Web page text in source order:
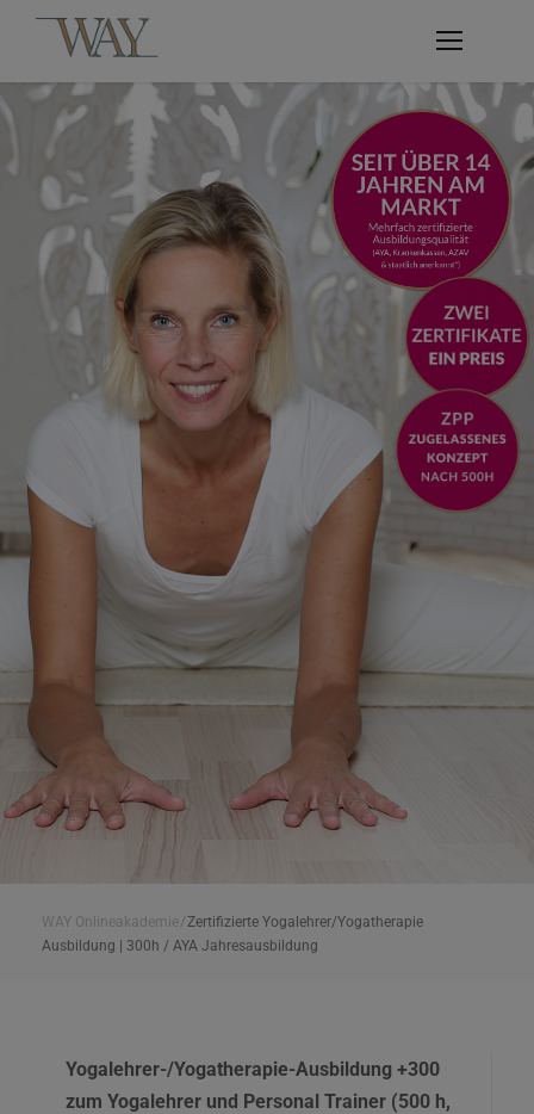
WAY Onlineakademie/Zertifizierte Yogalehrer/Yogatherapie
Ausbildung | 300h / AYA Jahresausbildung
Yogalehrer-/Yogatherapie-Ausbildung +300
zum Yogalehrer und Personal Trainer (500 h,